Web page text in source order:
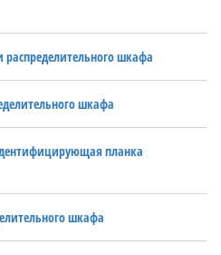
распределительного шкафа
шкафа
планка
шкафа